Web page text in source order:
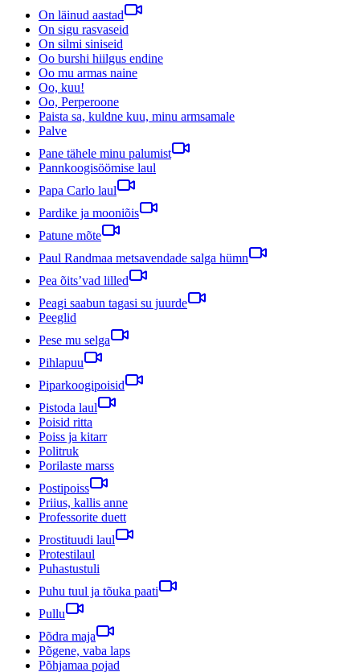
On läinud aastad
On sigu rasvaseid
On silmi siniseid
Oo burshi hiilgus endine
Oo mu armas naine
Oo, kuu!
Oo, Perperoone
Paista sa, kuldne kuu, minu armsamale
Palve
Pane tähele minu palumist
Pannkoogisöömise laul
Papa Carlo laul
Pardike ja mooniõis
Patune mõte
Paul Randmaa metsavendade salga hümn
Pea õits’vad lilled
Peagi saabun tagasi su juurde
Peeglid
Pese mu selga
Pihlapuu
Piparkoogipoisid
Pistoda laul
Poisid ritta
Poiss ja kitarr
Politruk
Porilaste marss
Postipoiss
Priius, kallis anne
Professorite duett
Prostituudi laul
Protestilaul
Puhastustuli
Puhu tuul ja tõuka paati
Pullu
Põdra maja
Põgene, vaba laps
Põhjamaa pojad